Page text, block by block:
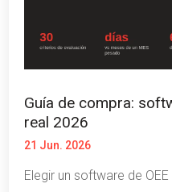
Guía de compra:
real 2026
21 Jun. 2026
Elegir un software de